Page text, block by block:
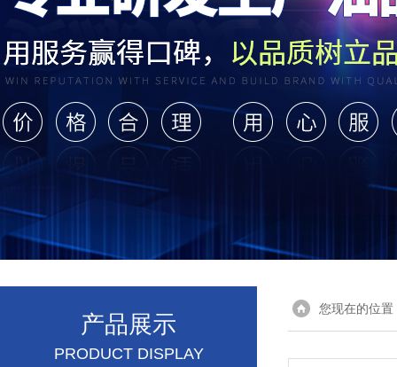
产品展示
PRODUCT DISPLAY
您现在的位置